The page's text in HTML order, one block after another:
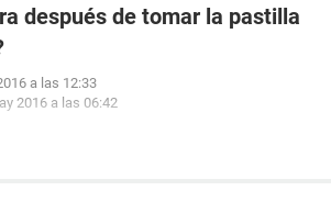
después de tomar la pastilla
a las 12:33
2016 a las 06:42